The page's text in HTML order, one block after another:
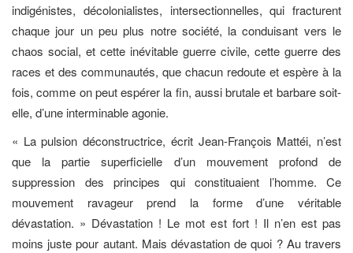
indigénistes, décolonialistes, intersectionnelles, qui fracturent
chaque jour un peu plus notre société, la conduisant vers le
chaos social, et cette inévitable guerre civile, cette guerre des
races et des communautés, que chacun redoute et espère à la
fois, comme on peut espérer la fin, aussi brutale et barbare soit-
elle, d’une interminable agonie.
« La pulsion déconstructrice, écrit Jean-François Mattéi, n’est
que la partie superficielle d’un mouvement profond de
suppression des principes qui constituaient l’homme. Ce
mouvement ravageur prend la forme d’une véritable
dévastation. » Dévastation ! Le mot est fort ! Il n’en est pas
moins juste pour autant. Mais dévastation de quoi ? Au travers